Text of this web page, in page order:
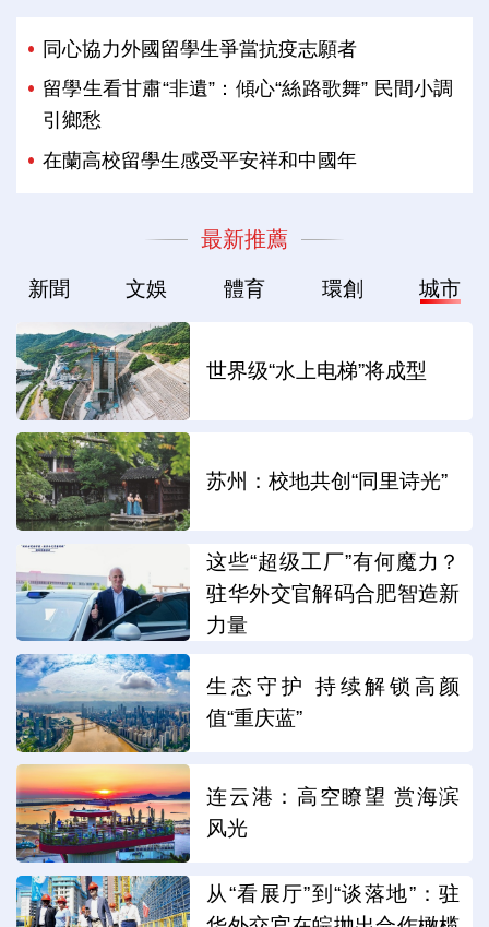
同心協力外國留學生爭當抗疫志願者
留學生看甘肅“非遺”：傾心“絲路歌舞” 民間小調
引鄉愁
在蘭高校留學生感受平安祥和中國年
最新推薦
新聞 文娛 體育 環創 城市
世界级“水上电梯”将成型
苏州：校地共创“同里诗光”
这些“超级工厂”有何魔力？
驻华外交官解码合肥智造新
力量
生态守护 持续解锁高颜
值“重庆蓝”
连云港：高空瞭望 赏海滨
风光
从“看展厅”到“谈落地”：驻